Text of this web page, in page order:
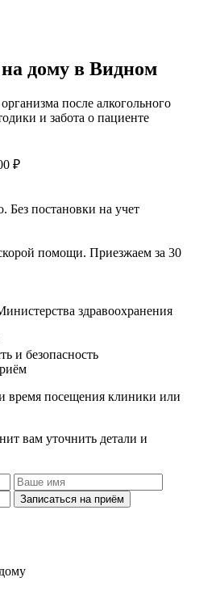
дому в Видном
после алкогольного
и забота о пациенте
₽
Без постановки на учет
помощи. Приезжаем за 30
здравоохранения
и безопасность
время посещения клиники или
вам уточнить детали и
Записаться на приём